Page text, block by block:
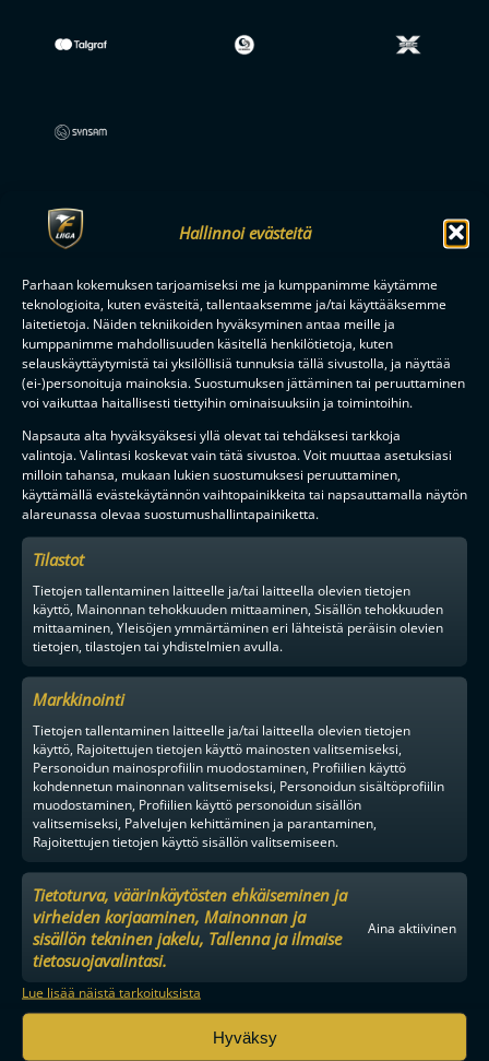
Hallinnoi evästeitä
Parhaan kokemuksen tarjoamiseksi me ja kumppanimme käytämme
teknologioita, kuten evästeitä, tallentaaksemme ja/tai käyttääksemme
laitetietoja. Näiden tekniikoiden hyväksyminen antaa meille ja
kumppanimme mahdollisuuden käsitellä henkilötietoja, kuten
selauskäyttäytymistä tai yksilöllisiä tunnuksia tällä sivustolla, ja näyttää
(ei-)personoituja mainoksia. Suostumuksen jättäminen tai peruuttaminen
voi vaikuttaa haitallisesti tiettyihin ominaisuuksiin ja toimintoihin.
Napsauta alta hyväksyäksesi yllä olevat tai tehdäksesi tarkkoja
valintoja. Valintasi koskevat vain tätä sivustoa. Voit muuttaa asetuksiasi
milloin tahansa, mukaan lukien suostumuksesi peruuttaminen,
käyttämällä evästekäytännön vaihtopainikkeita tai napsauttamalla näytön
alareunassa olevaa suostumushallintapainiketta.
Tilastot
Tietojen tallentaminen laitteelle ja/tai laitteella olevien tietojen
käyttö, Mainonnan tehokkuuden mittaaminen, Sisällön tehokkuuden
mittaaminen, Yleisöjen ymmärtäminen eri lähteistä peräisin olevien
tietojen, tilastojen tai yhdistelmien avulla.
Markkinointi
Tietojen tallentaminen laitteelle ja/tai laitteella olevien tietojen
käyttö, Rajoitettujen tietojen käyttö mainosten valitsemiseksi,
Personoidun mainosprofiilin muodostaminen, Profiilien käyttö
kohdennetun mainonnan valitsemiseksi, Personoidun sisältöprofiilin
muodostaminen, Profiilien käyttö personoidun sisällön
valitsemiseksi, Palvelujen kehittäminen ja parantaminen,
Rajoitettujen tietojen käyttö sisällön valitsemiseen.
Tietoturva, väärinkäytösten ehkäiseminen ja
virheiden korjaaminen, Mainonnan ja
sisällön tekninen jakelu, Tallenna ja ilmaise
tietosuojavalintasi.
Aina aktiivinen
Lue lisää näistä tarkoituksista
Hyväksy
MAAILMAN VIIHDYTTÄVINTÄ SALIBANDYA
MEDIALLE
YHTEISTYÖKUMPPANIKSI
BRÄNDI
EVÄSTEKÄYTÄNNÖT
TIETOSUOJA
F-LIIGAMIEHET